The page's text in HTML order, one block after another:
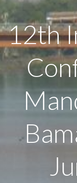
12th